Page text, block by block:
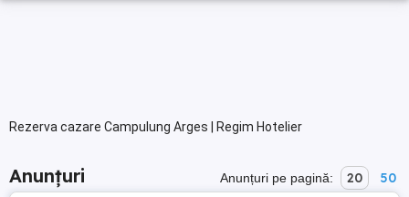
Rezerva cazare Campulung Arges | Regim Hotelier
Anunțuri Anunțuri pe pagină: 20 50